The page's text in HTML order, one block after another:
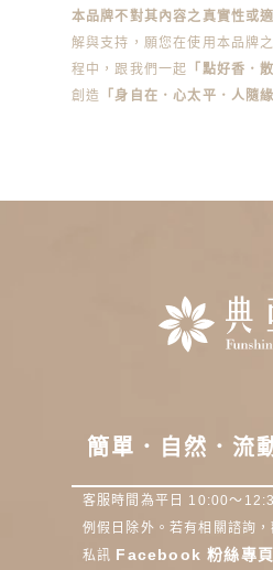
本品牌不對其內容之真實性或
解與支持，願您在使用本品牌
程中，跟我們一起
「點好香．
創造
「身自在．心太平．人隨緣
簡單．自然．流
客服時間為平日 10:00～
例假日除外。若有相關諮詢，
私訊 Facebook 粉絲專頁